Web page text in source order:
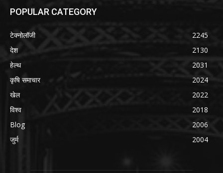
POPULAR CATEGORY
टेक्नोलॉजी
2245
देश
2130
हेल्थ
2031
कृषि समाचार
2024
खेल
2022
विश्व
2018
Blog
2006
जुर्म
2004